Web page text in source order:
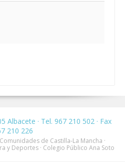
Albacete · Tel. 967 210 502 · Fax
210 226
de Castilla-La Mancha ·
y Deportes · Colegio Público Ana Soto